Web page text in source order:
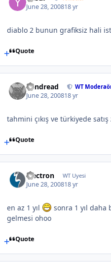
June 28, 200818 yr
diablo 2 bunun grafiksiz hali
Quote
Vandread WT
June 28, 200818 yr
tahmini çıkış ve türkiyede
Quote
electron WT Uyesi
June 28, 200818 yr
en az 1 yıl
sonra 1 yıl
gelmesi ohoo
Quote